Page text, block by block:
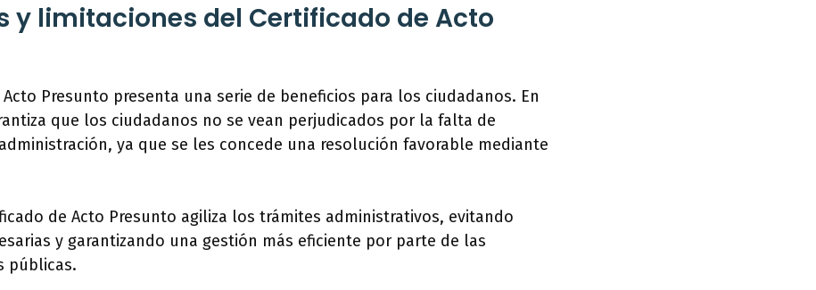
y limitaciones del Certificado de Acto
Presunto presenta una serie de beneficios para los ciudadanos. En
que los ciudadanos no se vean perjudicados por la falta de
ya que se les concede una resolución favorable mediante
de Acto Presunto agiliza los trámites administrativos, evitando
y garantizando una gestión más eficiente por parte de las
públicas.